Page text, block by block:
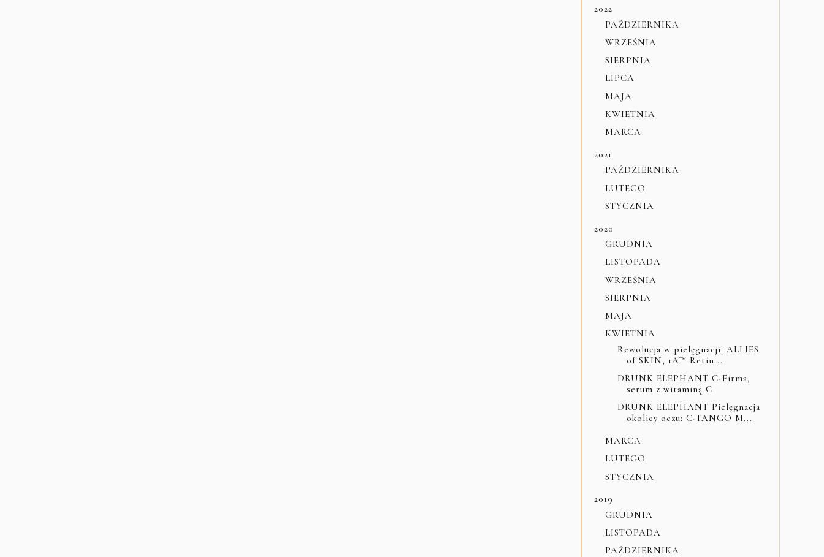
2022
PAŹDZIERNIKA
WRZEŚNIA
SIERPNIA
LIPCA
MAJA
KWIETNIA
MARCA
2021
PAŹDZIERNIKA
LUTEGO
STYCZNIA
2020
GRUDNIA
LISTOPADA
WRZEŚNIA
SIERPNIA
MAJA
KWIETNIA
Rewolucja w pielęgnacji: ALLIES
of SKIN, 1A™ Retin...
DRUNK ELEPHANT C-Firma,
serum z witaminą C
DRUNK ELEPHANT Pielęgnacja
okolicy oczu: C-TANGO M...
MARCA
LUTEGO
STYCZNIA
2019
GRUDNIA
LISTOPADA
PAŹDZIERNIKA